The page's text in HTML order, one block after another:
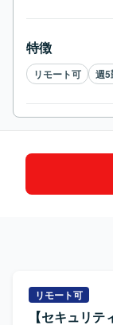
特徴
リモート可 週5
リモート可
【セキュリ